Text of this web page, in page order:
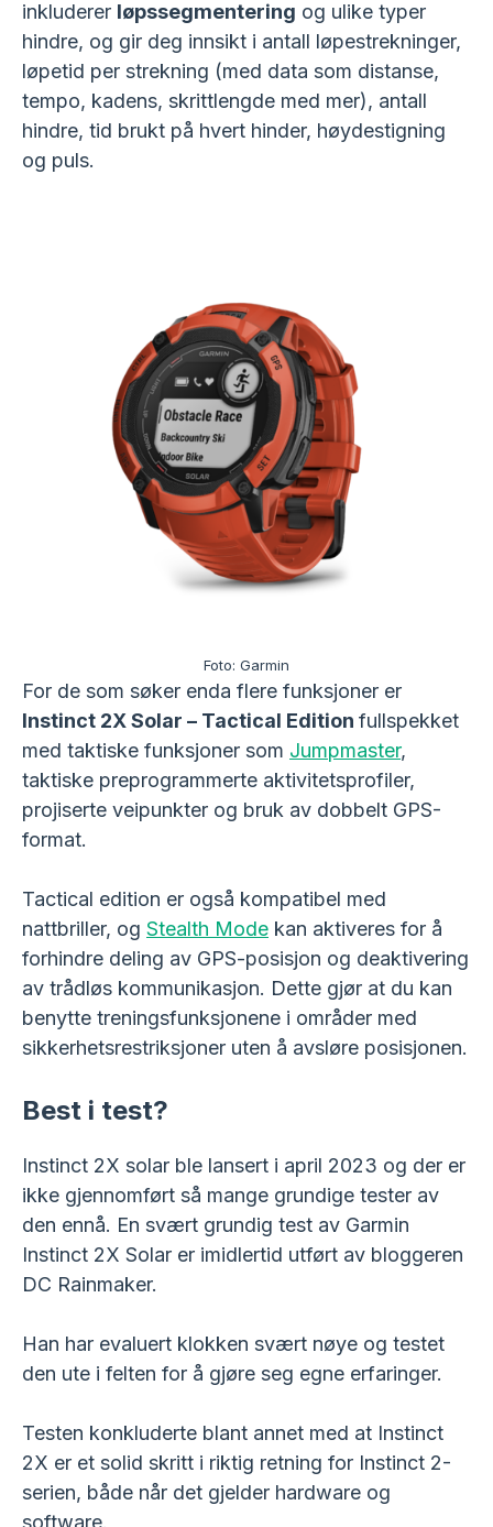
inkluderer løpssegmentering og ulike typer
hindre, og gir deg innsikt i antall løpestrekninger,
løpetid per strekning (med data som distanse,
tempo, kadens, skrittlengde med mer), antall
hindre, tid brukt på hvert hinder, høydestigning
og puls.
Foto: Garmin
For de som søker enda flere funksjoner er
Instinct 2X Solar – Tactical Edition fullspekket
med taktiske funksjoner som Jumpmaster,
taktiske preprogrammerte aktivitetsprofiler,
projiserte veipunkter og bruk av dobbelt GPS-
format.
Tactical edition er også kompatibel med
nattbriller, og Stealth Mode kan aktiveres for å
forhindre deling av GPS-posisjon og deaktivering
av trådløs kommunikasjon. Dette gjør at du kan
benytte treningsfunksjonene i områder med
sikkerhetsrestriksjoner uten å avsløre posisjonen.
Best i test?
Instinct 2X solar ble lansert i april 2023 og der er
ikke gjennomført så mange grundige tester av
den ennå. En svært grundig test av Garmin
Instinct 2X Solar er imidlertid utført av bloggeren
DC Rainmaker.
Han har evaluert klokken svært nøye og testet
den ute i felten for å gjøre seg egne erfaringer.
Testen konkluderte blant annet med at Instinct
2X er et solid skritt i riktig retning for Instinct 2-
serien, både når det gjelder hardware og
software.